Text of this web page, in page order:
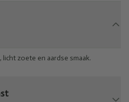
zoete en aardse smaak.